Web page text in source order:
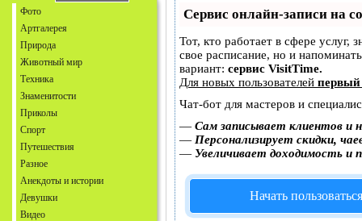
Фото
Артгалерея
Природа
Животный мир
Техника
Знаменитости
Приколы
Спорт
Путешествия
Разное
Анекдоты и истории
Девушки
Видео
Сервис онлайн-записи на
Тот, кто работает в сфере услуг,
свое расписание, но и
вариант: сервис VisitTime.
Для новых пользователей первый
Чат-бот для мастеров и
— Сам записывает клиентов и
— Персонализирует скидки,
— Увеличивает доходимость и
Начать